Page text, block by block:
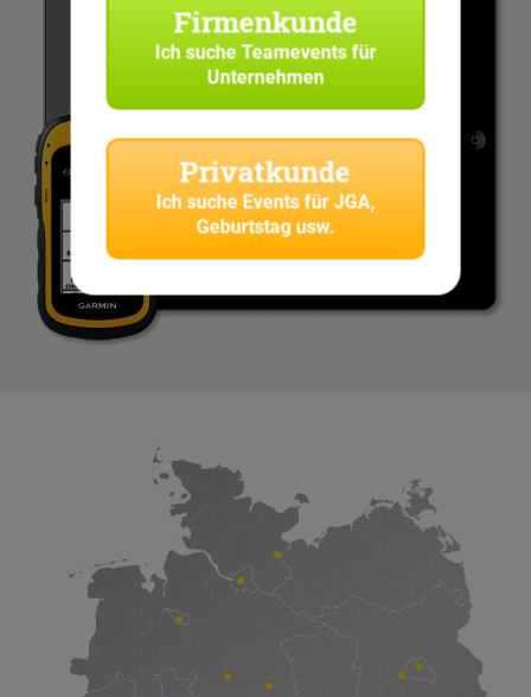
Firmenkunde
Ich sucheTeamevents für
Unternehmen
Privatkunde
Ich suche Events für JGA,
Geburtstag usw.